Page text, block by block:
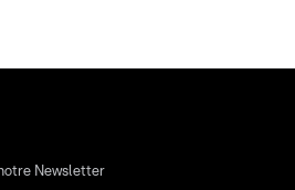
Newsletter